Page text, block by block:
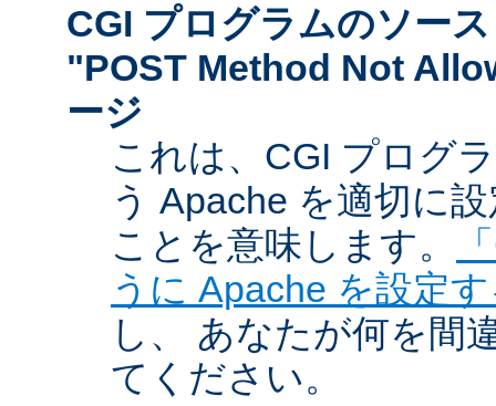
CGI プログラムのソー
"POST Method Not
ージ
これは、CGI プログ
う Apache を適切に
ことを意味します。
うに Apache を設定
し、 あなたが何を間
てください。